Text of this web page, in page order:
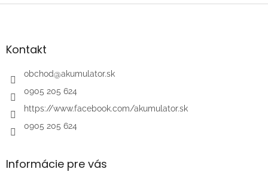
Z
äKontakt
obchod@akumulator.sk
0905 205 624
https://www.facebook.com/akumulator.sk
0905 205 624
Informácie pre vás